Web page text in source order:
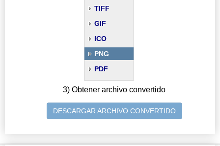
TIFF
GIF
ICO
PNG
PDF
3) Obtener archivo convertido
DESCARGAR ARCHIVO CONVERTIDO